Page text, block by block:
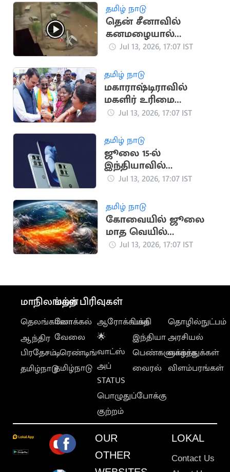
தமிழ் நாடு
தென் சீனாவில்
கனமழையால்
பொம்மைகளை போல
Jul 13, 2026, 17:07 IST
தமிழ் நாடு
மகாராஷ்டிராவில்
மகளிர் உரிமை
தொகை திட்டத்தில் 92
Jul 13, 2026, 17:07 IST
தமிழ் நாடு
ஜூலை 15-ல்
இந்தியாவில்
அறிமுகமாகும்
Jul 13, 2026, 17:07 IST
தமிழ் நாடு
கோவையில் ஜூலை
மாத வெயில்
பொதுமக்களை வாட்டி
Jul 13, 2026, 17:07 IST
மாநிலங்கள்
தெலங்கானா
ஆந்திர
பிரதேசம்
தமிழ்நாடு
மற்ற பிரிவுகள்
லோக்கல்
வேலை
டிரெண்டிங்
தமிழ்நாடு
ஆரோக்கியம்
🌟
வாட்ஸ்
அப்
STATUS
பொழுதுப்போக்கு
குற்றம்
பக்தி
இந்தியா
பெண்களுக்காக
வைரல்
தொழில்நுட்பம்
அரசியல்
வாழ்த்துக்கள்
விளம்பரங்கள்
OUR
OTHER
LOKAL
Contact Us